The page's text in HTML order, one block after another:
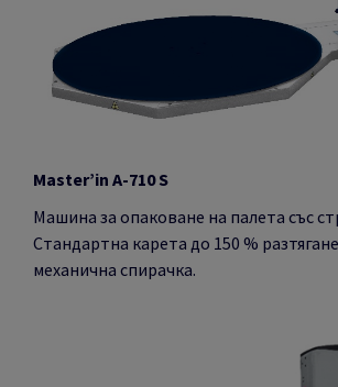
Master’in A-710 S
Машина за опаковане на палета със
Стандартна карета до 150 %
механична спирачка.